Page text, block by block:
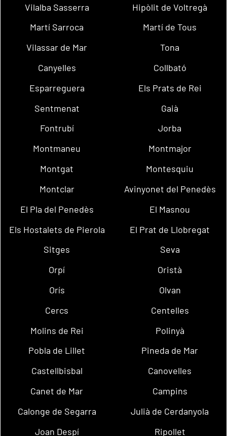
Vilalba Sasserra
Hipòlit de Voltregà
Martí Sarroca
Martí de Tous
Vilassar de Mar
Tona
Canyelles
Collbató
Esparreguera
Els Prats de Rei
Sentmenat
Gaià
Fontrubí
Jorba
Montmaneu
Montmajor
Montgat
Montesquiu
Montclar
Avinyonet del Penedès
El Pla del Penedès
El Masnou
Els Hostalets de Pierola
El Prat de Llobregat
Sitges
Seva
Orpí
Oristà
Orís
Olvan
Cercs
Centelles
Molins de Rei
Polinyà
Pobla de Lillet
Pineda de Mar
Castellbisbal
Canovelles
Canet de Mar
Campins
Calonge de Segarra
Julià de Cerdanyola
Joan Despí
Ripollet